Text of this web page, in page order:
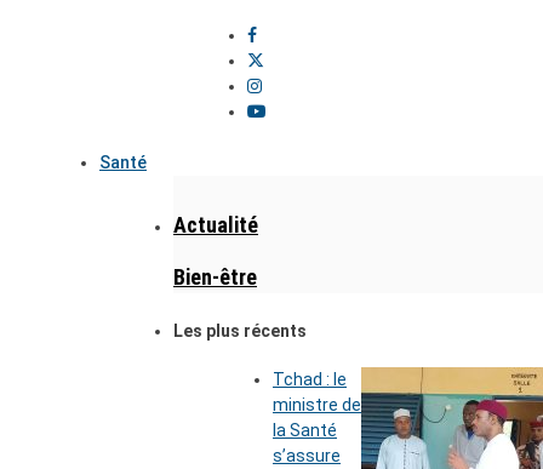
Santé
Actualité
Bien-être
Les plus récents
Tchad : le
ministre de
la Santé
s’assure